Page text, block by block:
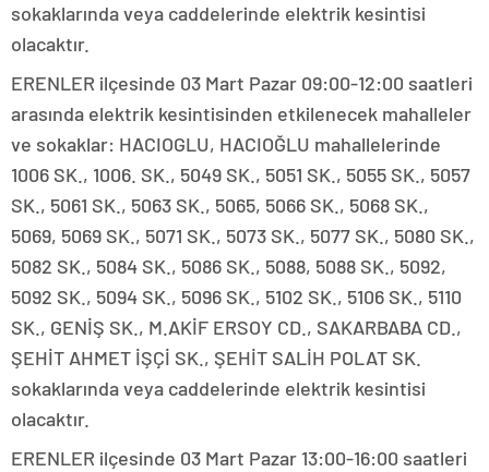
sokaklarında veya caddelerinde elektrik kesintisi
olacaktır.
ERENLER ilçesinde 03 Mart Pazar 09:00-12:00 saatleri
arasında elektrik kesintisinden etkilenecek mahalleler
ve sokaklar: HACIOGLU, HACIOĞLU mahallelerinde
1006 SK., 1006. SK., 5049 SK., 5051 SK., 5055 SK., 5057
SK., 5061 SK., 5063 SK., 5065, 5066 SK., 5068 SK.,
5069, 5069 SK., 5071 SK., 5073 SK., 5077 SK., 5080 SK.,
5082 SK., 5084 SK., 5086 SK., 5088, 5088 SK., 5092,
5092 SK., 5094 SK., 5096 SK., 5102 SK., 5106 SK., 5110
SK., GENİŞ SK., M.AKİF ERSOY CD., SAKARBABA CD.,
ŞEHİT AHMET İŞÇİ SK., ŞEHİT SALİH POLAT SK.
sokaklarında veya caddelerinde elektrik kesintisi
olacaktır.
ERENLER ilçesinde 03 Mart Pazar 13:00-16:00 saatleri